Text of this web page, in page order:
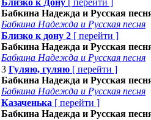
Бабкина Надежда и Русская
Бабкина Надежда и Русская песня
Близко к дону 2 [ перейти ]
Бабкина Надежда и Русская
Бабкина Надежда и Русская песня
3 Гуляю, гуляю [ перейти ]
Бабкина Надежда и Русская
Бабкина Надежда и Русская песня
Казаченька [ перейти ]
Бабкина Надежда и Русская